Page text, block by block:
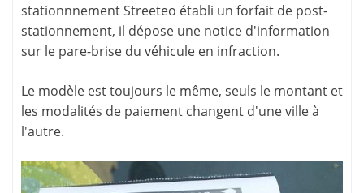
stationnnement Streeteo établi un forfait de post-
stationnement, il dépose une notice d'information
sur le pare-brise du véhicule en infraction.
Le modèle est toujours le même, seuls le montant et
les modalités de paiement changent d'une ville à
l'autre.